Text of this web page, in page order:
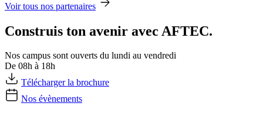
Voir tous nos partenaires
Construis ton avenir avec AFTEC.
Nos campus sont ouverts du lundi au vendredi
De 08h à 18h
Télécharger la brochure
Nos évènements